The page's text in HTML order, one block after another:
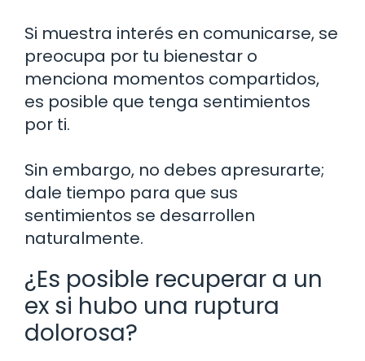
Si muestra interés en comunicarse, se
preocupa por tu bienestar o
menciona momentos compartidos,
es posible que tenga sentimientos
por ti.
Sin embargo, no debes apresurarte;
dale tiempo para que sus
sentimientos se desarrollen
naturalmente.
¿Es posible recuperar a un
ex si hubo una ruptura
dolorosa?